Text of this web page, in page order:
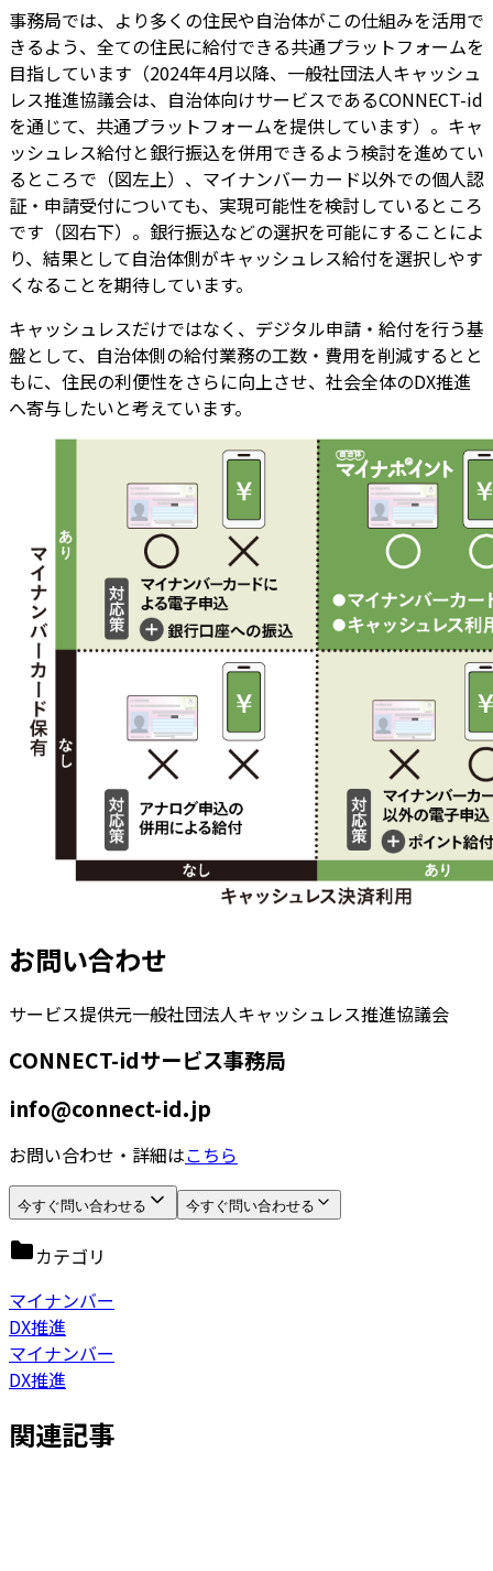
事務局では、より多くの住民や自治体がこの仕組みを活用で
きるよう、全ての住民に給付できる共通プラットフォームを
目指しています（2024年4月以降、一般社団法人キャッシュ
レス推進協議会は、自治体向けサービスであるCONNECT-id
を通じて、共通プラットフォームを提供しています）。キャ
ッシュレス給付と銀行振込を併用できるよう検討を進めてい
るところで（図左上）、マイナンバーカード以外での個人認
証・申請受付についても、実現可能性を検討しているところ
です（図右下）。銀行振込などの選択を可能にすることによ
り、結果として自治体側がキャッシュレス給付を選択しやす
くなることを期待しています。
キャッシュレスだけではなく、デジタル申請・給付を行う基
盤として、自治体側の給付業務の工数・費用を削減するとと
もに、住民の利便性をさらに向上させ、社会全体のDX推進
へ寄与したいと考えています。
お問い合わせ
サービス提供元一般社団法人キャッシュレス推進協議会
CONNECT-idサービス事務局
info@connect-id.jp
お問い合わせ・詳細はこちら
今すぐ問い合わせる 今すぐ問い合わせる
カテゴリ
マイナンバー
DX推進
マイナンバー
DX推進
関連記事